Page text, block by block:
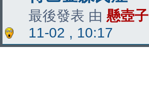
最後發表 由 懸壺子
11-02 , 10:17